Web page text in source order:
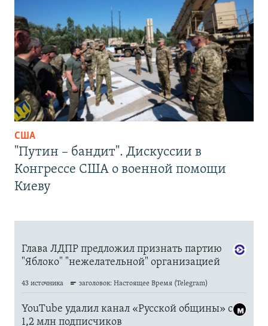
США
"Путин – бандит". Дискуссии в
Конгрессе США о военной помощи
Киеву